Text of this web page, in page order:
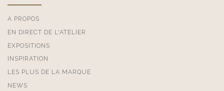
A PROPOS
EN DIRECT DE L'ATELIER
EXPOSITIONS
INSPIRATION
LES PLUS DE LA MARQUE
NEWS